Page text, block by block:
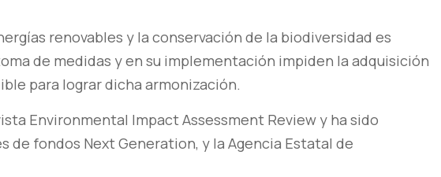
renovables y la conservación de la biodiversidad es
de medidas y en su implementación impiden la adquisición
para lograr dicha armonización.
Environmental Impact Assessment Review y ha sido
de fondos Next Generation, y la Agencia Estatal de